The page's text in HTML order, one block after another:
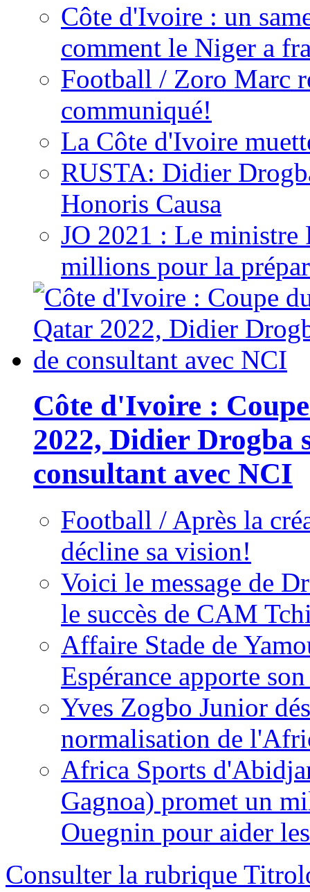
Côte d'Ivoire : un
comment le Niger a
Football / Zoro Marc
communiqué!
La Côte d'Ivoire
RUSTA: Didier
Honoris Causa
JO 2021 : Le ministre
millions pour la
Côte d'Ivoire :
2022, Didier Drogba
consultant avec NCI
Football / Après la
décline sa vision!
Voici le message de
le succès de CAM
Affaire Stade de
Espérance apporte
Yves Zogbo Junior
normalisation de
Africa Sports
Gagnoa) promet un
Ouegnin pour aider
Consulter la rubrique